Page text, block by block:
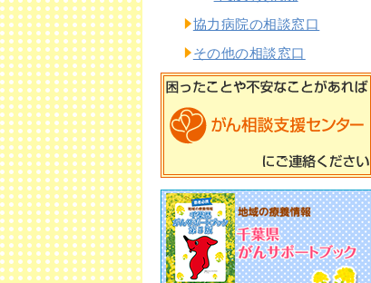
協力病院の相談窓口
その他の相談窓口